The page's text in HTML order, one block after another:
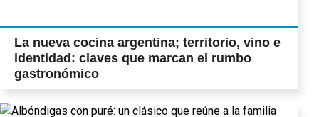
La nueva cocina argentina; territorio, vino e
identidad: claves que marcan el rumbo
gastronómico